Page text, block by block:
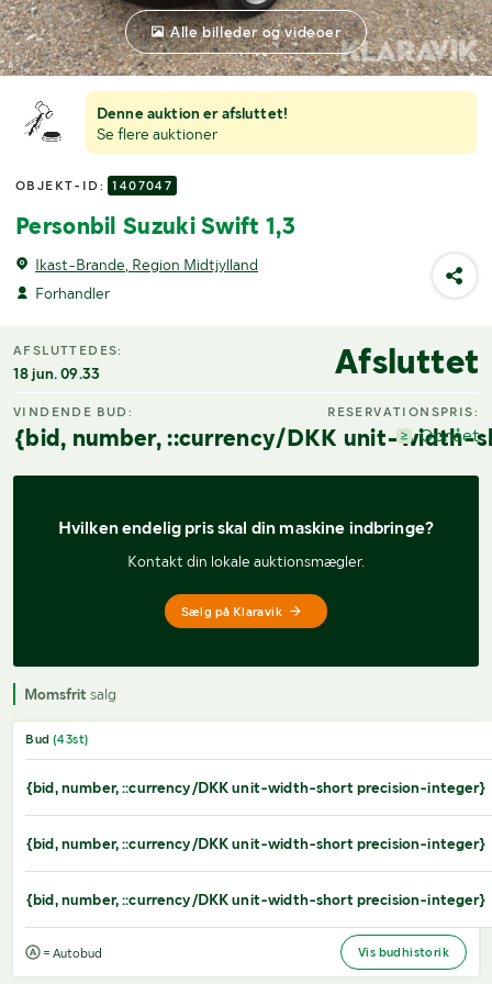
Denne auktion er afsluttet!
Se flere auktioner
OBJEKT-ID: 1407047
Personbil Suzuki Swift 1,3
Ikast-Brande, Region Midtjylland
Forhandler
Alle billeder og videoer
AFSLUTTEDES:
18 jun. 09.33 Afsluttet
VINDENDE BUD:
{bid, number, ::currency/DKK unit-width-
RESERVATIONSPRIS:
Opnået
Hvilken endelig pris skal din maskine indbringe?
Kontakt din lokale auktionsmægler.
Sælg på Klaravik
Momsfrit salg
Bud (43st)
{bid, number, ::currency/DKK unit-width-short precision-integer}
{bid, number, ::currency/DKK unit-width-short precision-integer}
{bid, number, ::currency/DKK unit-width-short precision-integer}
= Autobud Vis budhistorik